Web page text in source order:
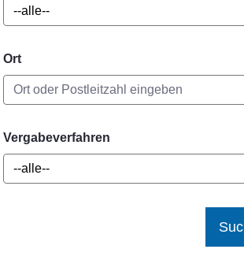
Ort
Vergabeverfahren